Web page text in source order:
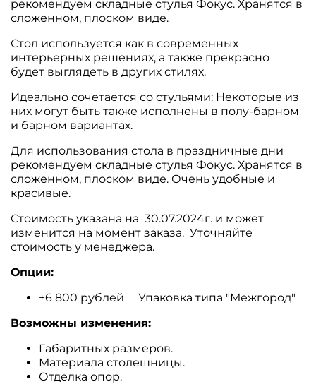
рекомендуем складные стулья Фокус. Хранятся в
сложенном, плоском виде.
Стол используется как в современных
интерьерных решениях, а также прекрасно
будет выглядеть в других стилях.
Идеально сочетается со стульями: Некоторые из
них могут быть также исполнены в полу-барном
и барном вариантах.
Для использования стола в праздничные дни
рекомендуем складные стулья Фокус. Хранятся в
сложенном, плоском виде. Очень удобные и
красивые.
Стоимость указана на 30.07.2024г. и может
изменится на момент заказа. Уточняйте
стоимость у менеджера.
Опции:
+6 800 рублей Упаковка типа "Межгород"
Возможны изменения:
Габаритных размеров.
Материала столешницы.
Отделка опор.